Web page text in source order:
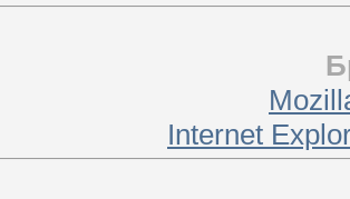
Internet